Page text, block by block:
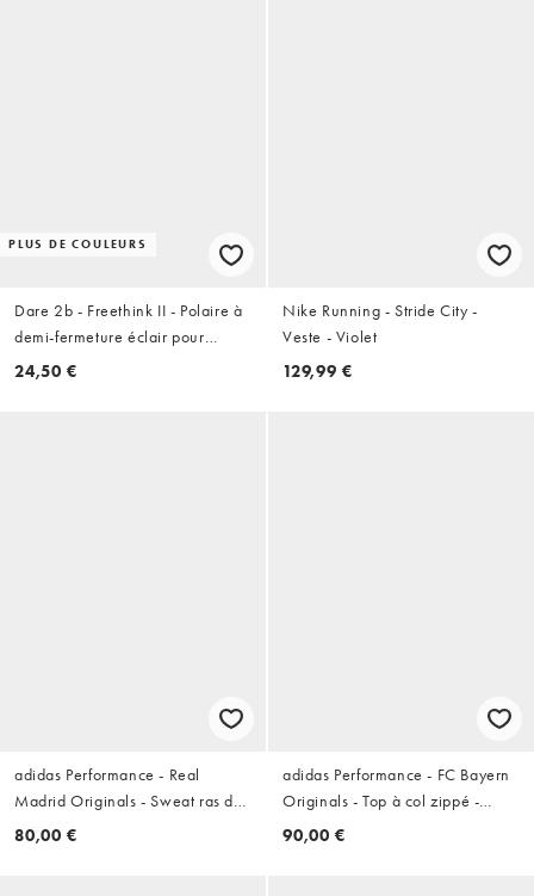
PLUS DE COULEURS
Dare 2b - Freethink II - Polaire à
demi-fermeture éclair pour
homme - Noir
24,50 €
Nike Running - Stride City -
Veste - Violet
129,99 €
adidas Performance - Real
Madrid Originals - Sweat ras de
cou - Bleu foncé
80,00 €
adidas Performance - FC Bayern
Originals - Top à col zippé -
Beige
90,00 €